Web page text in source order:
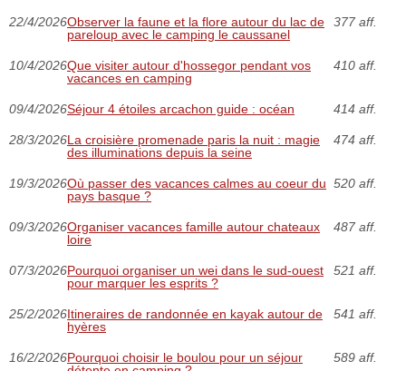
22/4/2026Observer la faune et la flore autour du lac de
pareloup avec le camping le caussanel
377 aff.
10/4/2026Que visiter autour d'hossegor pendant vos
vacances en camping
410 aff.
09/4/2026Séjour 4 étoiles arcachon guide : océan 414 aff.
28/3/2026La croisière promenade paris la nuit : magie
des illuminations depuis la seine
474 aff.
19/3/2026Où passer des vacances calmes au coeur du
pays basque ?
520 aff.
09/3/2026Organiser vacances famille autour chateaux
loire
487 aff.
07/3/2026Pourquoi organiser un wei dans le sud-ouest
pour marquer les esprits ?
521 aff.
25/2/2026Itineraires de randonnée en kayak autour de
hyères
541 aff.
16/2/2026Pourquoi choisir le boulou pour un séjour
589 aff.